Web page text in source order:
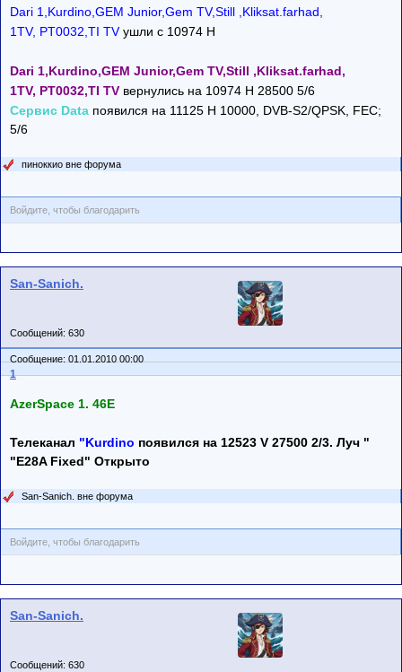
Dari 1,Kurdino,GEM Junior,Gem TV,Still ,Kliksat.farhad,
1TV, PT0032,TI TVушли с 10974 H
Dari 1,Kurdino,GEM Junior,Gem TV,Still ,Kliksat.farhad,
1TV, PT0032,TI TV вернулись на 10974 H 28500 5/6
Сервис Data появился на 11125 H 10000, DVB-S2/QPSK, FEC;
5/6
пиноккио вне форума
Войдите, чтобы благодарить
San-Sanich.
Сообщений: 630
Сообщение: 01.01.2010 00:00
1
AzerSpace 1. 46E
Телеканал "Kurdino появился на 12523 V 27500 2/3. Луч "
"E28A Fixed" Открыто
San-Sanich. вне форума
Войдите, чтобы благодарить
San-Sanich.
Сообщений: 630